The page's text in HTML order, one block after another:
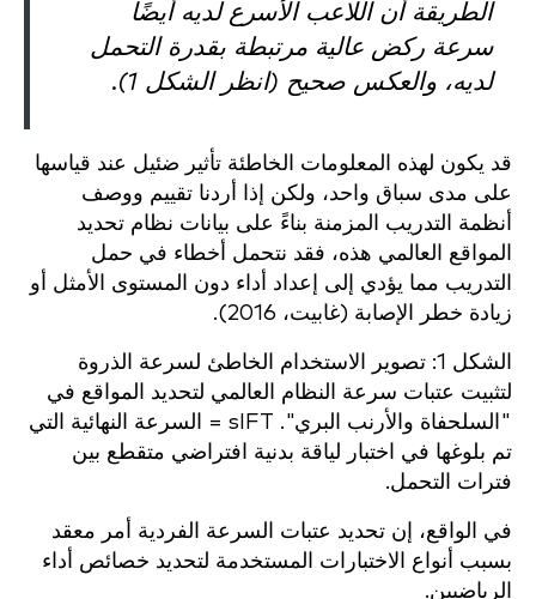
الطريقة أن اللاعب الأسرع لديه أيضًا
سرعة ركض عالية مرتبطة بقدرة التحمل
لديه، والعكس صحيح (انظر الشكل 1).
قد يكون لهذه المعلومات الخاطئة تأثير ضئيل عند قياسها
على مدى سباق واحد، ولكن إذا أردنا تقييم ووصف
أنظمة التدريب المزمنة بناءً على بيانات نظام تحديد
المواقع العالمي هذه، فقد نتحمل أخطاء في حمل
التدريب مما يؤدي إلى إعداد أداء دون المستوى الأمثل أو
زيادة خطر الإصابة (غابيت، 2016).
الشكل 1: تصوير الاستخدام الخاطئ لسرعة الذروة
لتثبيت عتبات سرعة النظام العالمي لتحديد المواقع في
"السلحفاة والأرنب البري". sIFT = السرعة النهائية التي
تم بلوغها في اختبار لياقة بدنية افتراضي متقطع بين
فترات التحمل.
في الواقع، إن تحديد عتبات السرعة الفردية أمر معقد
بسبب أنواع الاختبارات المستخدمة لتحديد خصائص أداء
الرياضيين.